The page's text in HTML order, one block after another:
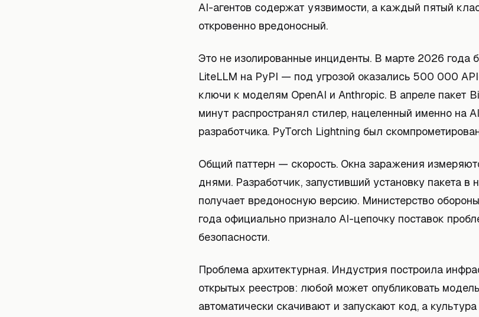
AI-агентов содержат уязвимости, а каждый пятый
откровенно вредоносный.
Это не изолированные инциденты. В марте 2026 года
LiteLLM на PyPI — под угрозой оказались 500 000
ключи к моделям OpenAI и Anthropic. В апреле пакет
минут распространял стилер, нацеленный именно на
разработчика. PyTorch Lightning был
Общий паттерн — скорость. Окна заражения
днями. Разработчик, запустивший установку пакета в
получает вредоносную версию. Министерство
года официально признало AI-цепочку поставок
безопасности.
Проблема архитектурная. Индустрия построила
открытых реестров: любой может опубликовать
автоматически скачивают и запускают код, а